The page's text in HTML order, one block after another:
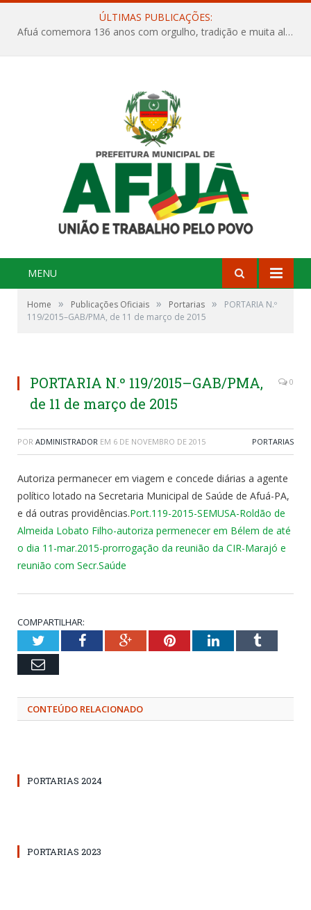
ÚLTIMAS PUBLICAÇÕES:
Afuá comemora 136 anos com orgulho, tradição e muita alegria na Quadra Dr. Nelson Salomão
MENU
Home » Publicações Oficiais » Portarias »
PORTARIA N.º
119/2015–GAB/PMA, de 11 de março de 2015
PORTARIA N.º 119/2015–GAB/PMA,
de 11 de março de 2015
0
POR ADMINISTRADOR EM 6 DE NOVEMBRO DE 2015 PORTARIAS
Autoriza permanecer em viagem e concede diárias a agente
político lotado na Secretaria Municipal de Saúde de Afuá-PA,
e dá outras providências.Port.119-2015-SEMUSA-Roldão de
Almeida Lobato Filho-autoriza permenecer em Bélem de até
o dia 11-mar.2015-prorrogação da reunião da CIR-Marajó e
reunião com Secr.Saúde
COMPARTILHAR:
TwitterFacebookGoogle+PinterestLinkedInTumblr
Email
CONTEÚDO RELACIONADO
PORTARIAS 2024
PORTARIAS 2023